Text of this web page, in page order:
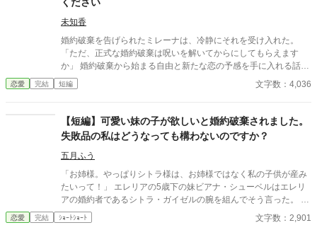
縛に縛られ、「今まで多くを貰いすぎていたのだ」と信じ、利用
され続けるエリアーナ。 そんな彼女の前に現れたのは、かつての
旧友であり宮廷魔術師となった青年だった。 ハッピーエンドで
す！
未知香
婚約破棄を告げられたミレーナは、冷静にそれを受け入れた。
「ただ、正式な婚約破棄は呪いを解いてからにしてもらえます
か」 婚約破棄から始まる自由と新たな恋の予感を手に入れる話。
全４話で短いお話です！
恋愛 完結 短編 文字数：4,036
【短編】可愛い妹の子が欲しいと婚約破棄されました。
失敗品の私はどうなっても構わないのですか？
五月ふう
「お姉様。やっぱりシトラ様は、お姉様ではなく私の子供が産み
たいって！」 エレリアの5歳下の妹ビアナ・シューベルはエレリ
アの婚約者であるシトラ・ガイゼルの腕を組んでそう言った。 父
親にとって失敗作の娘であるエレリアと、宝物であるビアナ。妹
はいつもエレリアから大切なものを奪うのだ。 ねぇ、そんなの許
恋愛 完結 ｼｮｰﾄｼｮｰﾄ 文字数：2,901